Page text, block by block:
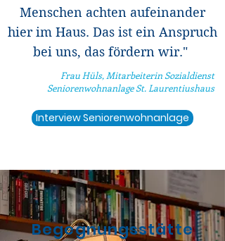
Menschen achten aufeinander
hier im Haus. Das ist ein Anspruch
bei uns, das fördern wir."
Frau Hüls, Mitarbeiterin Sozialdienst
Seniorenwohnanlage St. Laurentiushaus
Interview Seniorenwohnanlage
Begegnungsstätte